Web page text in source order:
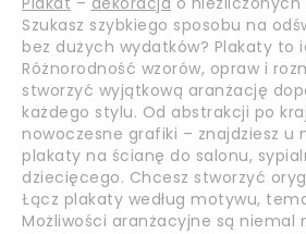
Szukasz szybkiego sposobu na
bez dużych wydatków? Plakaty to
Różnorodność wzorów, opraw i
stworzyć wyjątkową aranżację
każdego stylu. Od abstrakcji po
nowoczesne grafiki – znajdziesz u
plakaty na ścianę do salonu,
dziecięcego. Chcesz stworzyć
Łącz plakaty według motywu,
Możliwości aranżacyjne są niemal